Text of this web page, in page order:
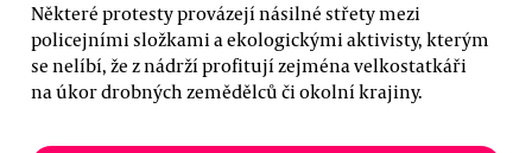
Některé protesty provázejí násilné střety mezi
policejními složkami a ekologickými aktivisty, kterým
se nelíbí, že z nádrží profitují zejména velkostatkáři
na úkor drobných zemědělců či okolní krajiny.